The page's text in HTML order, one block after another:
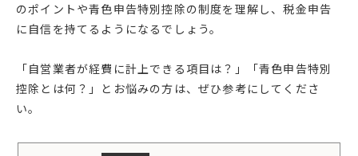
のポイントや青色申告特別控除の制度を理解し、税金申告
に自信を持てるようになるでしょう。
「自営業者が経費に計上できる項目は？」「青色申告特別
控除とは何？」とお悩みの方は、ぜひ参考にしてくださ
い。